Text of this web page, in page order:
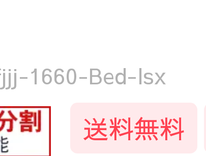
1660-Bed-lsx
送料無料